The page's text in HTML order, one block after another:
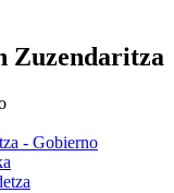
Zuzendaritza
- Gobierno